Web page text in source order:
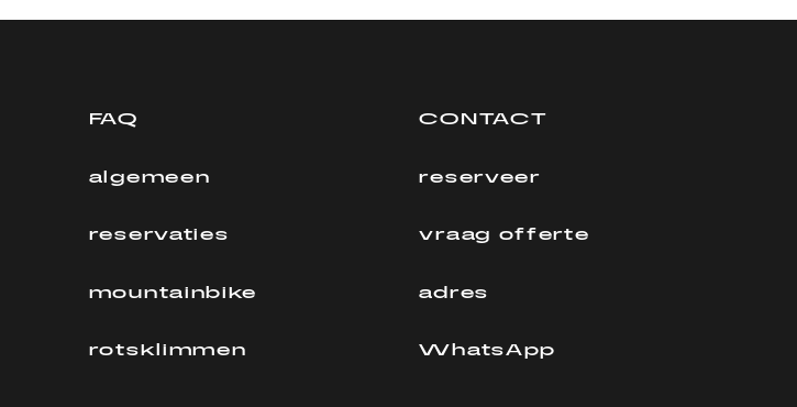
FAQ
algemeen
reservaties
mountainbike
rotsklimmen
CONTACT
reserveer
vraag offerte
adres
WhatsApp